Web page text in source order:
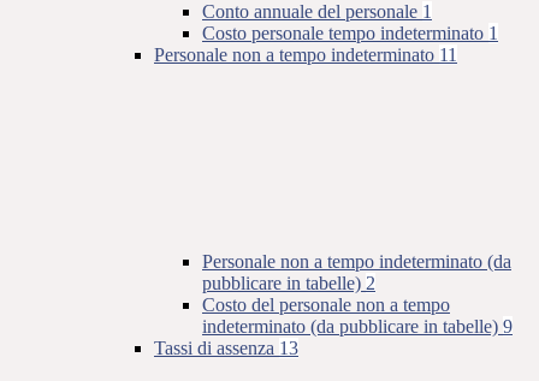
Conto annuale del personale 1
Costo personale tempo indeterminato 1
Personale non a tempo indeterminato 11
Personale non a tempo indeterminato (da
pubblicare in tabelle) 2
Costo del personale non a tempo
indeterminato (da pubblicare in tabelle) 9
Tassi di assenza 13